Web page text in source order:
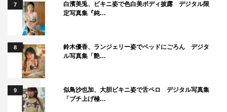
7
白濱美兎、ビキニ姿で色白美ボディ披露 デジタル限
定写真集『純…
8
鈴木優香、ランジェリー姿でベッドにごろん デジタ
ル写真集「艶…
9
似鳥沙也加、大胆ビキニ姿で舌ペロ デジタル写真集
「ブチ上げ極…